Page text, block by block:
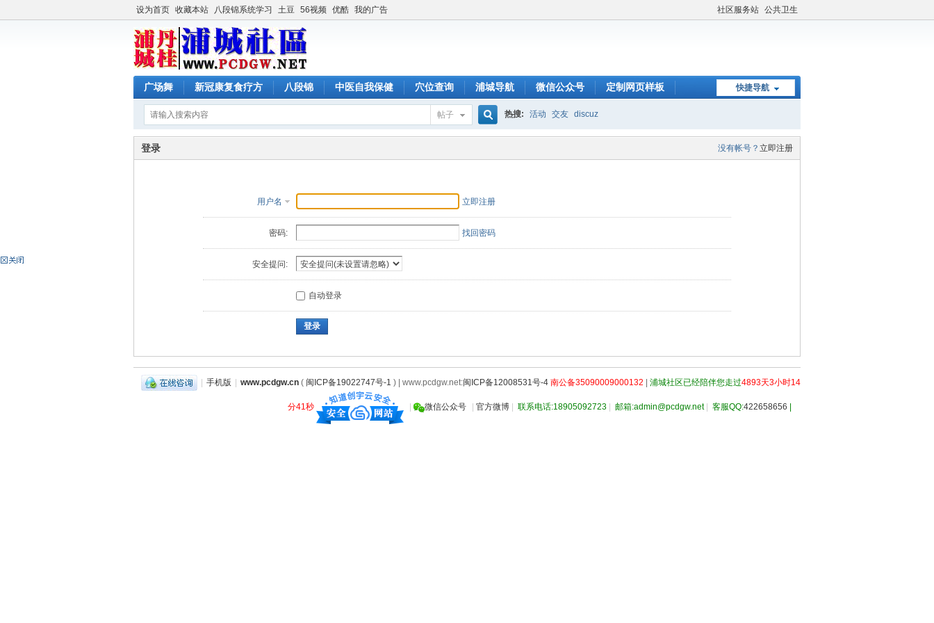
设为首页 收藏本站 八段锦系统学习 土豆 56视频 优酷 我的广告 社区服务站 公共卫生
快捷导航
广场舞 新冠康复食疗方 八段锦 中医自我保健 穴位查询 浦城导航 微信公众号 定制网页样板
帖子
搜
热搜: 活动 交友 discuz
没有帐号？ 立即注册
登录
用户名 立即注册
密码: 找回密码
安全提问:
自动登录
登录
| 手机版 | www.pcdgw.cn ( 闽ICP备19022747号-1 ) | www.pcdgw.net:闽ICP备12008531号-4 南公备35090009000132 | 浦城社区已经陪伴您走过4893天3小时14
分41秒 微信公众号 官方微博 联系电话:18905092723 邮箱:admin@pcdgw.net| 客服QQ:422658656